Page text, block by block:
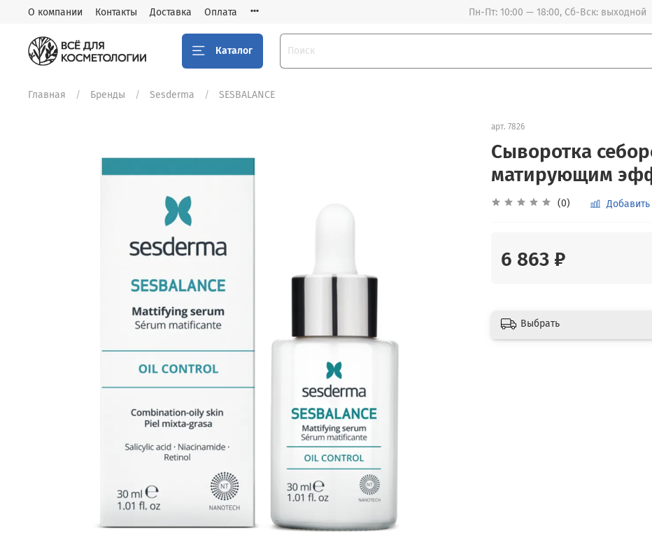
О компании Контакты Доставка Оплата Пн-Пт: 10:00 — 18:00, Сб-Вск: выходной
Каталог
Главная Бренды Sesderma SESBALANCE
арт. 7826
Сыворотка
матирующим
(0)
6 863 ₽
Выбрать